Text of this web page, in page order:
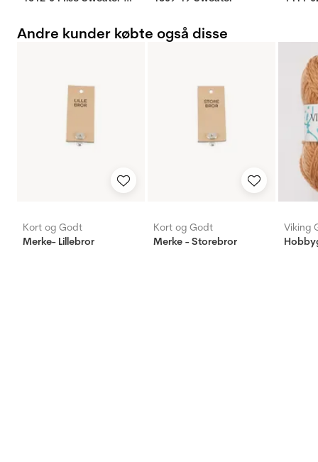
Andre kunder købte også disse
Kort og Godt
Merke- Lillebror
Kort og Godt
Merke - Storebror
Viking